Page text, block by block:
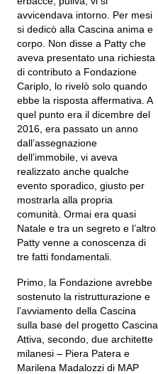
avvicendava intorno. Per mesi
si dedicò alla Cascina anima e
corpo. Non disse a Patty che
aveva presentato una richiesta
di contributo a Fondazione
Cariplo, lo rivelò solo quando
ebbe la risposta affermativa. A
quel punto era il dicembre del
2016, era passato un anno
dall’assegnazione
dell’immobile, vi aveva
realizzato anche qualche
evento sporadico, giusto per
mostrarla alla propria
comunità. Ormai era quasi
Natale e tra un segreto e l’altro
Patty venne a conoscenza di
tre fatti fondamentali.
Primo, la Fondazione avrebbe
sostenuto la ristrutturazione e
l’avviamento della Cascina
sulla base del progetto Cascina
Attiva, secondo, due architette
milanesi – Piera Patera e
Marilena Madalozzi di MAP